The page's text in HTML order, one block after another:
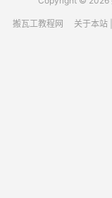
搬瓦工教程网 关于本站|